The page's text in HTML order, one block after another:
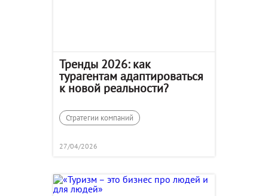
Тренды 2026: как
турагентам адаптироваться
к новой реальности?
Стратегии компаний
27/04/2026